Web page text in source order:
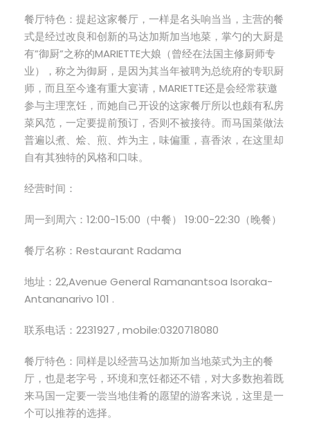
餐厅特色：提起这家餐厅，一样是名头响当当，主营的餐
式是经过改良和创新的马达加斯加当地菜，掌勺的大厨是
有”御厨”之称的MARIETTE大娘（曾经在法国主修厨师专
业），称之为御厨，是因为其当年被聘为总统府的专职厨
师，而且至今逢有重大宴请，MARIETTE还是会经常获邀
参与主理烹饪，而她自己开设的这家餐厅所以也颇有私房
菜风范，一定要提前预订，否则不被接待。而马国菜做法
普遍以煮、烩、煎、炸为主，味偏重，喜香浓，在这里却
自有其独特的风格和口味。
经营时间：
周一到周六：12:00-15:00（中餐） 19:00-22:30（晚餐）
餐厅名称：Restaurant Radama
地址：22,Avenue General Ramanantsoa Isoraka-
Antananarivo 101 .
联系电话：2231927 , mobile:0320718080
餐厅特色：同样是以经营马达加斯加当地菜式为主的餐
厅，也是老字号，环境和烹饪都还不错，对大多数抱着既
来马国一定要一尝当地佳肴的愿望的游客来说，这里是一
个可以推荐的选择。